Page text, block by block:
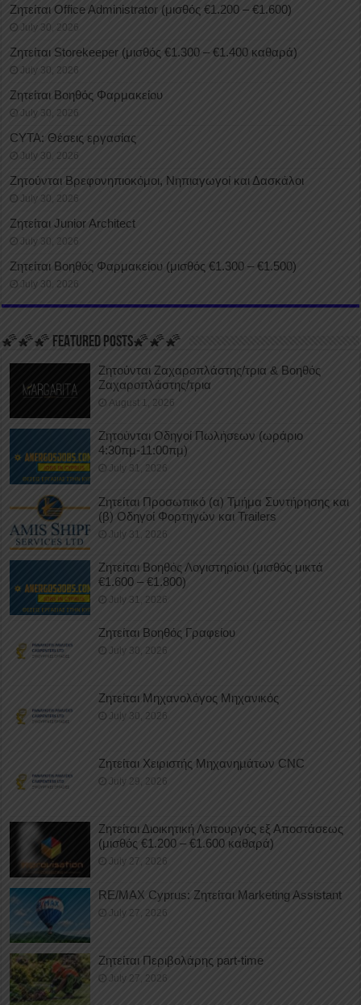
Ζητείται Office Administrator (μισθός €1.200 – €1.600)
July 30, 2026
Ζητείται Storekeeper (μισθός €1.300 – €1.400 καθαρά)
July 30, 2026
Ζητείται Βοηθός Φαρμακείου
July 30, 2026
CYTA: Θέσεις εργασίας
July 30, 2026
Ζητούνται Βρεφονηπιοκόμοι, Νηπιαγωγοί και Δασκάλοι
July 30, 2026
Ζητείται Junior Architect
July 30, 2026
Ζητείται Βοηθός Φαρμακείου (μισθός €1.300 – €1.500)
July 30, 2026
🌠🌠🌠 FEATURED POSTS🌠🌠🌠
Ζητούνται Ζαχαροπλάστης/τρια & Βοηθός
Ζαχαροπλάστης/τρια
August 1, 2026
Ζητούνται Οδηγοί Πωλήσεων (ωράριο
4:30πμ-11:00πμ)
July 31, 2026
Ζητείται Προσωπικό (α) Τμήμα Συντήρησης και
(β) Οδηγοί Φορτηγών και Trailers
July 31, 2026
Ζητείται Βοηθός Λογιστηρίου (μισθός μικτά
€1.600 – €1.800)
July 31, 2026
Ζητείται Βοηθός Γραφείου
July 30, 2026
Ζητείται Μηχανολόγος Μηχανικός
July 30, 2026
Ζητείται Χειριστής Μηχανημάτων CNC
July 29, 2026
Ζητείται Διοικητική Λειτουργός εξ Αποστάσεως
(μισθός €1.200 – €1.600 καθαρά)
July 27, 2026
RE/MAX Cyprus: Ζητείται Marketing Assistant
July 27, 2026
Ζητείται Περιβολάρης part-time
July 27, 2026